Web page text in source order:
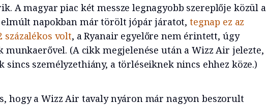
A magyar piac két messze legnagyobb szereplője közül a
elmúlt napokban már törölt jópár járatot,tegnap ez az
százalékos volt, a Ryanair egyelőre nem érintett, úgy
(A cikk megjelenése után a Wizz Air jelezte,
sincs személyzethiány, a törléseiknek nincs ehhez köze.)
hogy a Wizz Air tavaly nyáron már nagyon beszorult